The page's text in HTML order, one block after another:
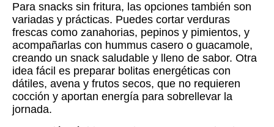
Para snacks sin fritura, las opciones también son
variadas y prácticas. Puedes cortar verduras
frescas como zanahorias, pepinos y pimientos, y
acompañarlas con hummus casero o guacamole,
creando un snack saludable y lleno de sabor. Otra
idea fácil es preparar bolitas energéticas con
dátiles, avena y frutos secos, que no requieren
cocción y aportan energía para sobrellevar la
jornada.